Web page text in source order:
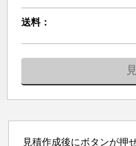
送料：
見積作成後にボタンが押